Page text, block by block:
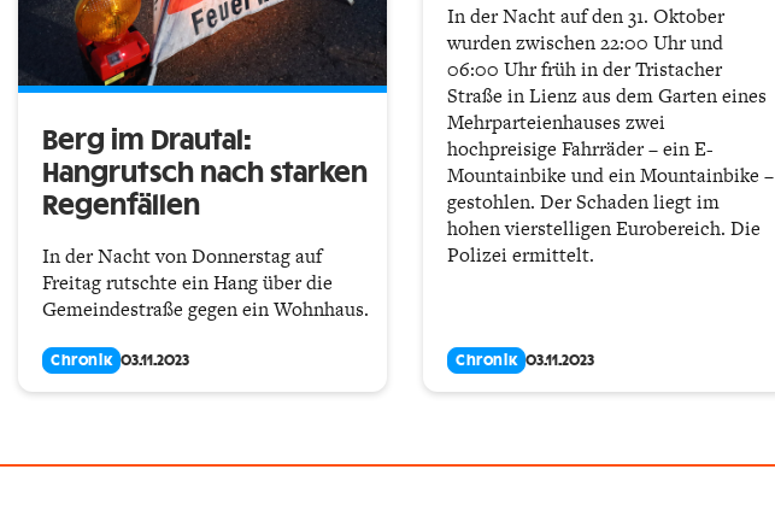
Berg im Drautal:
Hangrutsch nach starken
Regenfällen
In der Nacht von Donnerstag auf
Freitag rutschte ein Hang über die
Gemeindestraße gegen ein Wohnhaus.
Chronik 03.11.2023
In der Nacht auf den 31. Oktober
wurden zwischen 22:00 Uhr und
06:00 Uhr früh in der Tristacher
Straße in Lienz aus dem Garten eines
Mehrparteienhauses zwei
hochpreisige Fahrräder – ein E-
Mountainbike und ein Mountainbike –
gestohlen. Der Schaden liegt im
hohen vierstelligen Eurobereich. Die
Polizei ermittelt.
Chronik 03.11.2023